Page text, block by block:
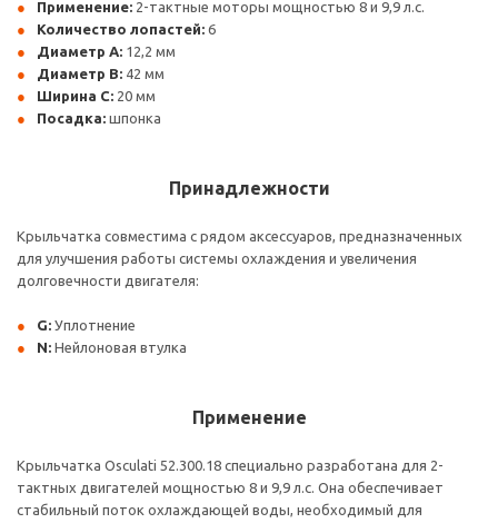
Применение: 2-тактные моторы мощностью 8 и 9,9 л.с.
Количество лопастей: 6
Диаметр A: 12,2 мм
Диаметр B: 42 мм
Ширина C: 20 мм
Посадка: шпонка
Принадлежности
Крыльчатка совместима с рядом аксессуаров, предназначенных
для улучшения работы системы охлаждения и увеличения
долговечности двигателя:
G: Уплотнение
N: Нейлоновая втулка
Применение
Крыльчатка Osculati 52.300.18 специально разработана для 2-
тактных двигателей мощностью 8 и 9,9 л.с. Она обеспечивает
стабильный поток охлаждающей воды, необходимый для